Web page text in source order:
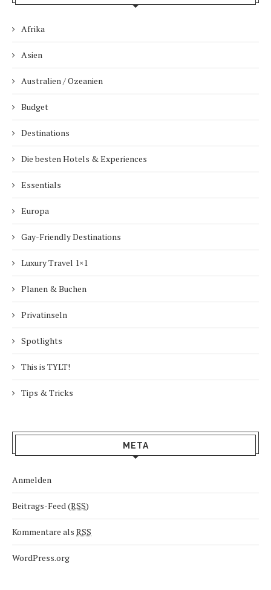
Afrika
Asien
Australien / Ozeanien
Budget
Destinations
Die besten Hotels & Experiences
Essentials
Europa
Gay-Friendly Destinations
Luxury Travel 1×1
Planen & Buchen
Privatinseln
Spotlights
This is TYLT!
Tips & Tricks
META
Anmelden
Beitrags-Feed (RSS)
Kommentare als RSS
WordPress.org